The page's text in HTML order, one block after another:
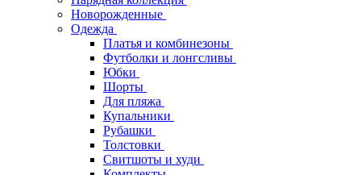
Новорожденные
Одежда
Платья и комбинезоны
Футболки и лонгсливы
Юбки
Шорты
Для пляжа
Купальники
Рубашки
Толстовки
Свитшоты и худи